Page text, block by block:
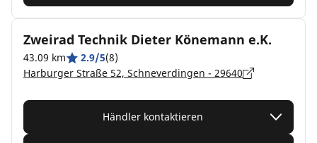
Zweirad Technik Dieter Könemann e.K.
43.09 km 2.9/5(8)
Harburger Straße 52, Schneverdingen - 29640
Händler kontaktieren